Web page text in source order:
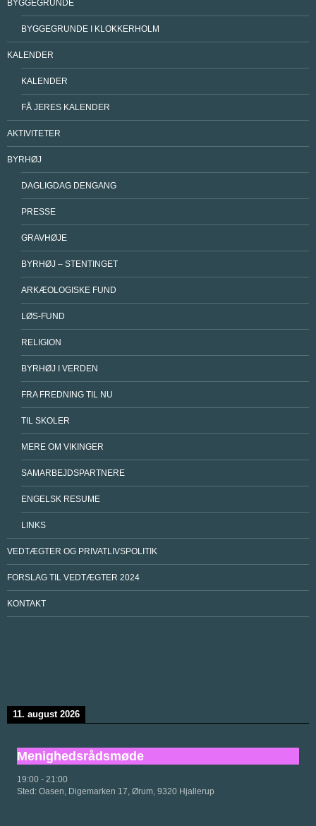
BYGGEGRUNDE
BYGGEGRUNDE I KLOKKERHOLM
KALENDER
KALENDER
FÅ JERES KALENDER
AKTIVITETER
BYRHØJ
DAGLIGDAG DENGANG
PRESSE
GRAVHØJE
BYRHØJ – STENTINGET
ARKÆOLOGISKE FUND
LØS-FUND
RELIGION
BYRHØJ I VERDEN
FRA FREDNING TIL NU
TIL SKOLER
MERE OM VIKINGER
SAMARBEJDSPARTNERE
ENGELSK RESUME
LINKS
VEDTÆGTER OG PRIVATLIVSPOLITIK
FORSLAG TIL VEDTÆGTER 2024
KONTAKT
11. august 2026
Menighedsrådsmøde
19:00 - 21:00
Sted: Oasen, Digemarken 17, Ørum, 9320 Hjallerup